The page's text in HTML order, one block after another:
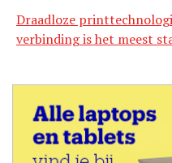
Draadloze
verbinding is het meest